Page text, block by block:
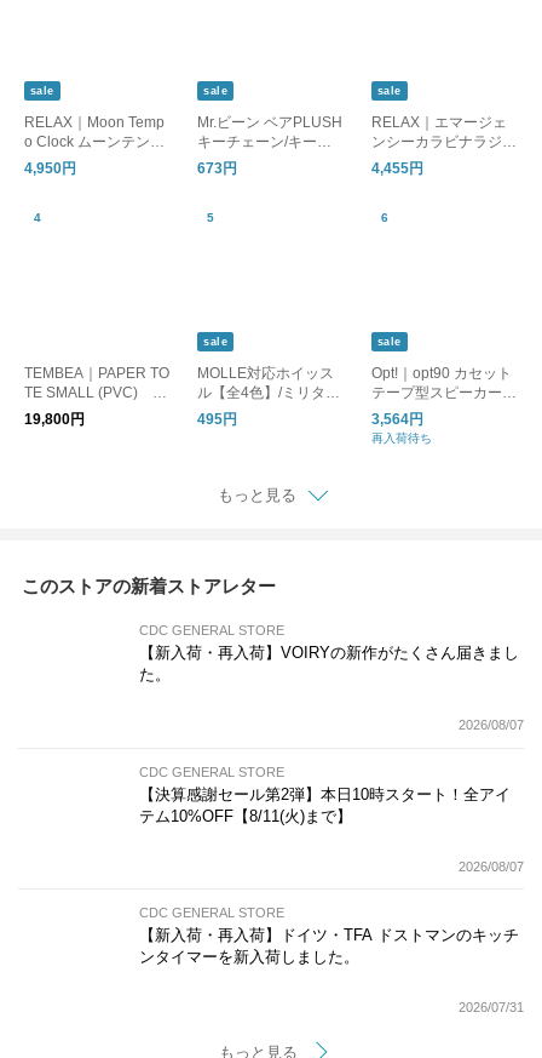
sale
RELAX｜Moon Temp
o Clock ムーンテンポ
クロック/置時計 目覚
まし時計
4,950円
sale
Mr.ビーン ベアPLUSH
キーチェーン/キーホ
ルダー
673円
sale
RELAX｜エマージェ
ンシーカラビナラジ
オ/ラジオ 懐中電灯 モ
バイルバッテリー 防
4,455円
TEMBEA｜PAPER TO
TE SMALL (PVC) D
OG-1/トートバッグ 犬
19,800円
sale
MOLLE対応ホイッス
ル【全4色】/ミリタリ
ー 笛 防災
495円
sale
Opt!｜opt90 カセット
テープ型スピーカー/B
luetooth
3,564円
再入荷待ち
もっと見る
このストアの新着ストアレター
CDC GENERAL STORE
【新入荷・再入荷】VOIRYの新作がたくさん届きまし
た。
2026/08/07
CDC GENERAL STORE
【決算感謝セール第2弾】本日10時スタート！全アイ
テム10%OFF【8/11(火)まで】
2026/08/07
CDC GENERAL STORE
【新入荷・再入荷】ドイツ・TFA ドストマンのキッチ
ンタイマーを新入荷しました。
2026/07/31
もっと見る